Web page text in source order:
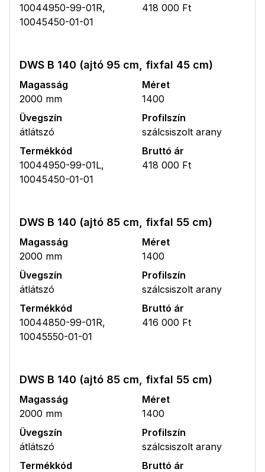
10044950-99-01R,
10045450-01-01
418 000 Ft
DWS B 140 (ajtó 95 cm, fixfal 45 cm)
Magasság
2000 mm
Méret
1400
Üvegszín
átlátszó
Profilszín
szálcsiszolt arany
Termékkód
10044950-99-01L,
10045450-01-01
Bruttó ár
418 000 Ft
DWS B 140 (ajtó 85 cm, fixfal 55 cm)
Magasság
2000 mm
Méret
1400
Üvegszín
átlátszó
Profilszín
szálcsiszolt arany
Termékkód
10044850-99-01R,
10045550-01-01
Bruttó ár
416 000 Ft
DWS B 140 (ajtó 85 cm, fixfal 55 cm)
Magasság
2000 mm
Méret
1400
Üvegszín
átlátszó
Profilszín
szálcsiszolt arany
Termékkód
Bruttó ár